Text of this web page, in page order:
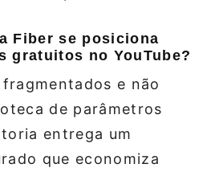
Fiber se posiciona
gratuitos no YouTube?
e não
de parâmetros
entrega um
que economiza